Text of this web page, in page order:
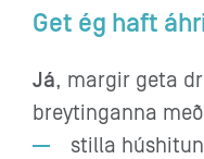
Get ég haft
Já, margir geta
breytinganna
stilla